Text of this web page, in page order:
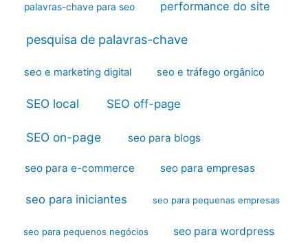
palavras-chave para seo performance do site
pesquisa de palavras-chave
seo e marketing digital seo e tráfego orgânico
SEO local SEO off-page
SEO on-page seo para blogs
seo para e-commerce seo para empresas
seo para iniciantes seo para pequenas empresas
seo para pequenos negócios seo para wordpress